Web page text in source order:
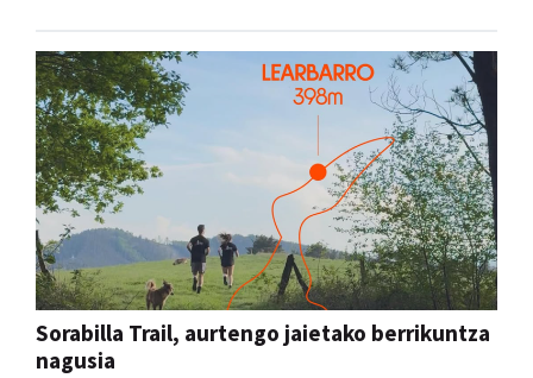
Sorabilla Trail, aurtengo jaietako berrikuntza
nagusia